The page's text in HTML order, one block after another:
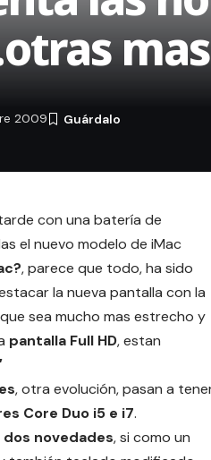
mas
2009
con una batería de
el nuevo modelo de iMac
, parece que todo, ha sido
la nueva pantalla con la
sea mucho mas estrecho y
pantalla Full HD, estan
, otra evolución, pasan a
Core Duo i5 e i7.
novedades, si como un